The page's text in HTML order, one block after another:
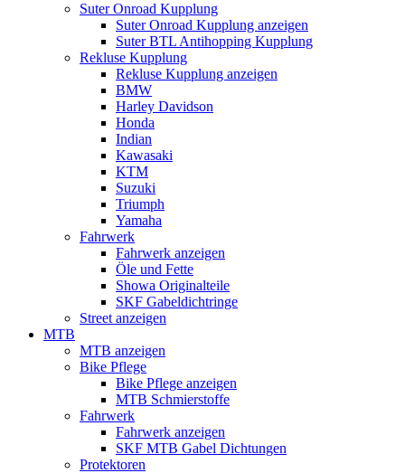
Suter Onroad Kupplung
Suter Onroad Kupplung anzeigen
Suter BTL Antihopping Kupplung
Rekluse Kupplung
Rekluse Kupplung anzeigen
BMW
Harley Davidson
Honda
Indian
Kawasaki
KTM
Suzuki
Triumph
Yamaha
Fahrwerk
Fahrwerk anzeigen
Öle und Fette
Showa Originalteile
SKF Gabeldichtringe
Street anzeigen
MTB
MTB anzeigen
Bike Pflege
Bike Pflege anzeigen
MTB Schmierstoffe
Fahrwerk
Fahrwerk anzeigen
SKF MTB Gabel Dichtungen
Protektoren